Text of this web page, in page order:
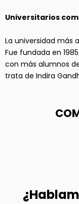
Universitarios
La universidad más
Fue fundada en
con más alumnos
trata de Indira